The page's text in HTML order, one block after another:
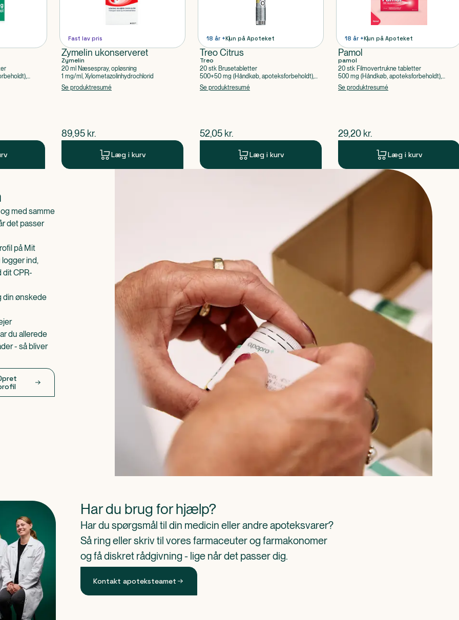
Fast lav pris
Zymelin ukonserveret
Zymelin
20 ml Næsespray, opløsning
1 mg/ml, Xylometazolinhydrochlorid
Se produktresumé
$nuværende pris
89,95 kr.
Læg i kurv
18 år +Kun på Apoteket
Treo Citrus
Treo
20 stk Brusetabletter
500+50 mg (Håndkøb, apoteksforbeholdt),
Acetylsalicylsyre, Caffein
Se produktresumé
$nuværende pris
52,05 kr.
Læg i kurv
18 år +Kun på Apoteket
Pamol
pamol
20 stk Filmovertrukne tabletter
500 mg (Håndkøb, apoteksforbeholdt),
Paracetamol
Se produktresumé
$nuværende pris
29,20 kr.
Læg i kurv
med samme
det passer
på Mit
ind,
dit CPR-
din ønskede
du allerede
- så bliver
Har du brug for hjælp?
Har du spørgsmål til din medicin eller andre apoteksvarer?
Så ring eller skriv til vores farmaceuter og farmakonomer
og få diskret rådgivning - lige når det passer dig.
Kontakt apoteksteamet